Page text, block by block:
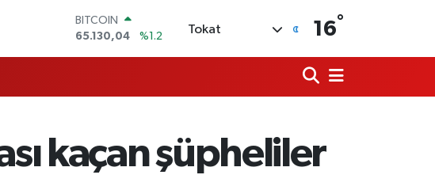
DOLAR
47,7106
%0.17
EURO
BİST100
13.773
%-19
Tokat 16°
kaçan şüpheliler